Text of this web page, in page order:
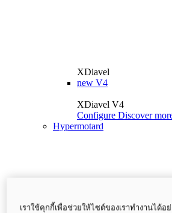
XDiavel
new V4
XDiavel V4
Configure Discover
Hypermotard
เราใช้คุกกี้เพื่อช่วยให้ไซต์ของเราทำงานได้อ